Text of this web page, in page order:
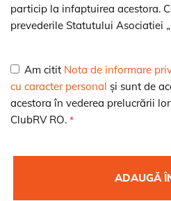
particip la infaptuirea acestora.
prevederile Statutului Asociatiei
Am citit Nota de informare
cu caracter personal și sunt de
acestora în vederea prelucrării
ClubRV RO. *
ADAUGĂ